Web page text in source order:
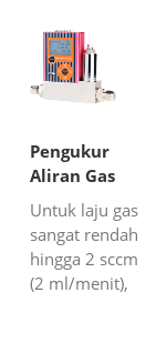
Pengukur
Aliran Gas
Aliran
Rendah/
Aliran Massa
Untuk laju gas
sangat rendah
hingga 2 sccm
(2 ml/menit),